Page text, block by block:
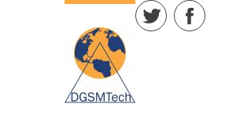
TwitterFacebook